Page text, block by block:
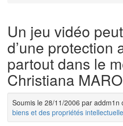
Un jeu vidéo
d’une protection
partout dans le
Christiana
Soumis le 28/11/2006 par addm1n
biens et des propriétés